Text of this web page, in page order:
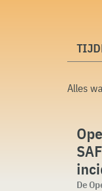
Alles
De